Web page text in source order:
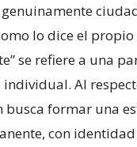
lo dice el
se refiere a una
Al
busca formar una
con